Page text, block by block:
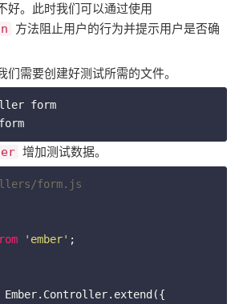
好。此时我们可以通过使用
方法阻止用户的行为并提示用户是否确
们需要创建好测试所需的文件。
form
增加测试数据。
form.js
'ember' ;
Ember.Controller.extend({